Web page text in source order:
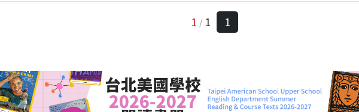
1 / 1 1